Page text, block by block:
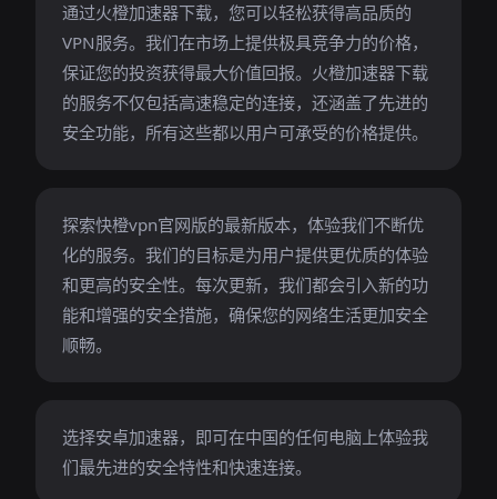
通过火橙加速器下载，您可以轻松获得高品质的
VPN服务。我们在市场上提供极具竞争力的价格，
保证您的投资获得最大价值回报。火橙加速器下载
的服务不仅包括高速稳定的连接，还涵盖了先进的
安全功能，所有这些都以用户可承受的价格提供。
探索快橙vpn官网版的最新版本，体验我们不断优
化的服务。我们的目标是为用户提供更优质的体验
和更高的安全性。每次更新，我们都会引入新的功
能和增强的安全措施，确保您的网络生活更加安全
顺畅。
选择安卓加速器，即可在中国的任何电脑上体验我
们最先进的安全特性和快速连接。